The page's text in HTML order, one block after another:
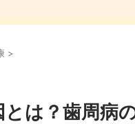
>
は？歯周病